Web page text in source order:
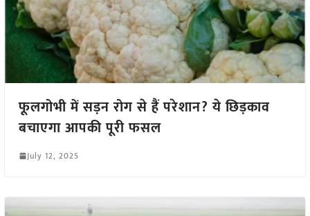
फूलगोभी में सड़न रोग से हैं परेशान? ये छिड़काव
बचाएगा आपकी पूरी फसल
July 12, 2025